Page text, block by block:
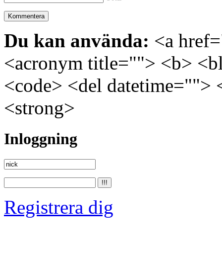
Du kan använda: <a
<acronym title=""> <b>
<code> <del
<strong>
Inloggning
Registrera dig